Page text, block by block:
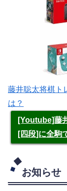
藤井聡太将棋ト
は？
[Youtube]藤
[四段]に全駒
お知らせ